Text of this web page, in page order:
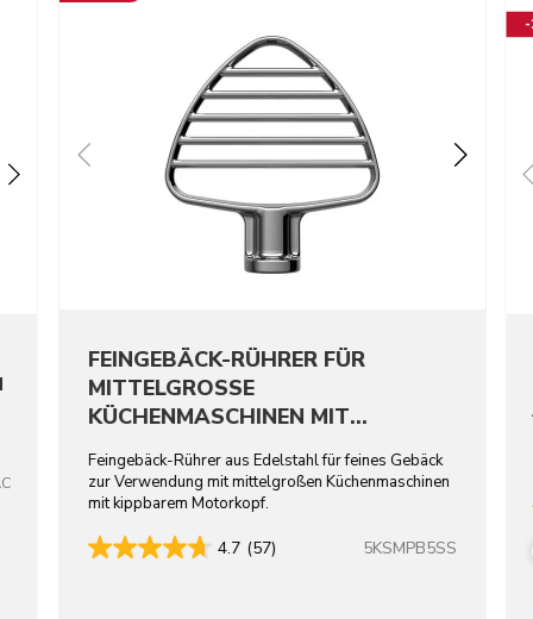
FEINGEBÄCK-RÜHRER FÜR
MITTELGROSSE
KÜCHENMASCHINEN MIT
EDELSTAHL
Feingebäck-Rührer aus Edelstahl für feines Gebäck
zur Verwendung mit mittelgroßen Küchenmaschinen
mit kippbarem Motorkopf.
4.7 (57) 5KSMPB5SS
-